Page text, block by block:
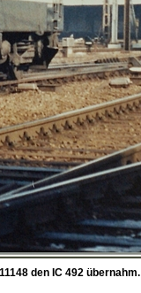
den IC 492 übernahm.